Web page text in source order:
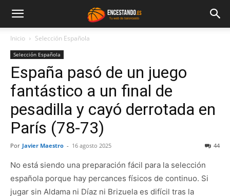
Inicio Selección Española
Selección Española
España pasó de un juego
fantástico a un final de
pesadilla y cayó derrotada en
París (78-73)
Por Javier Maestro - 16 agosto 2025 44
No está siendo una preparación fácil para la selección
española porque hay percances físicos de continuo. Si
jugar sin Aldama ni Díaz ni Brizuela es difícil tras la